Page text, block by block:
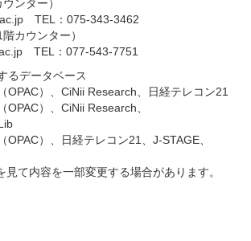
ンター）
TEL：075-343-3462
カウンター）
TEL：077-543-7751
るデータベース
OPAC）、CiNii Research、日経テレコン21
OPAC）、CiNii Research、
OPAC）、日経テレコン21、J-STAGE、
見て内容を一部変更する場合があります。